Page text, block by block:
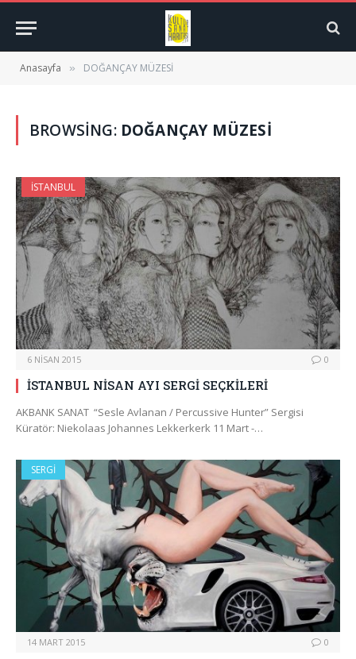
Anasayfa » DOĞANÇAY MÜZESİ
BROWSING: DOĞANÇAY MÜZESİ
İSTANBUL
6 NISAN 2015 0
İSTANBUL NİSAN AYI SERGİ SEÇKİLERİ
AKBANK SANAT “Sesle Avlanan / Percussive Hunter” Sergisi
Küratör: Niekolaas Johannes Lekkerkerk 11 Mart -…
SERGI
14 MART 2015 0